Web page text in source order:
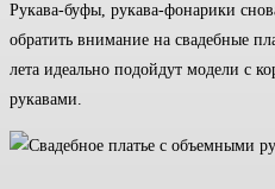
Рукава-буфы, рукава-фонарики
обратить внимание на свадебные
лета идеально подойдут модели с
рукавами.